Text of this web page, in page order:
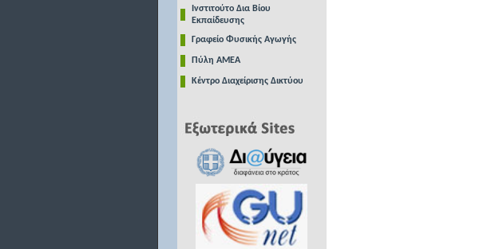
Ινστιτούτο Δια Βίου
Εκπαίδευσης
Γραφείο Φυσικής Αγωγής
Πύλη ΑΜΕΑ
Κέντρο Διαχείρισης Δικτύου